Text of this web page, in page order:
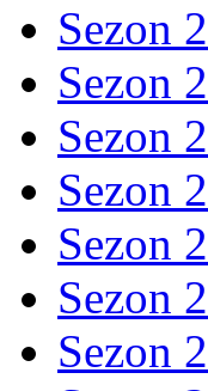
Sezon
Sezon
Sezon
Sezon
Sezon
Sezon
Sezon